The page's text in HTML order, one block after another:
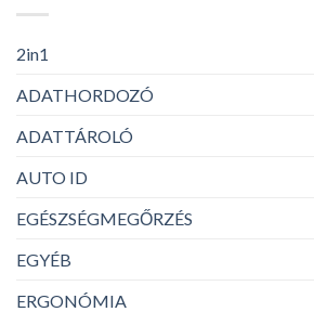
2in1
ADATHORDOZÓ
ADATTÁROLÓ
AUTO ID
EGÉSZSÉGMEGŐRZÉS
EGYÉB
ERGONÓMIA